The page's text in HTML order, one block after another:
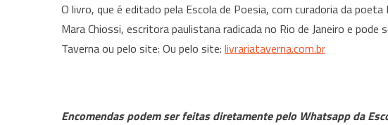
O livro, que é editado pela Escola de Poesia, com curadoria da
Mara Chiossi, escritora paulistana radicada no Rio de Janeiro e
Taverna ou pelo site: Ou pelo site: livrariataverna.com.br
Encomendas podem ser feitas diretamente pelo Whatsapp da